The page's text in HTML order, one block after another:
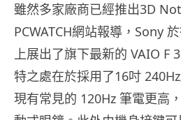
雖然多家廠商已經推出3D
PCWATCH網站報導，Sony
上展出了旗下最新的 VAIO F
特之處在於採用了16吋
現有常見的 120Hz 筆電更高